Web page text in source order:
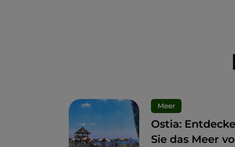
Meer
Ostia:
Sie das Meer